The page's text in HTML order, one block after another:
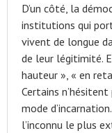
D’un côté, la
institutions qui
vivent de longue
de leur légitimité.
hauteur », « en
Certains
mode
l’inconnu le plus